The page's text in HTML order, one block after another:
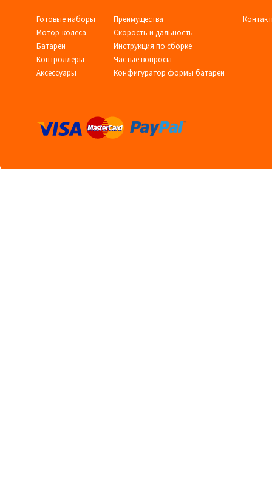
Готовые наборы
Мотор-колёса
Батареи
Контроллеры
Аксессуары
Преимущества
Скорость и дальность
Инструкция по сборке
Частые вопросы
Конфигуратор формы батареи